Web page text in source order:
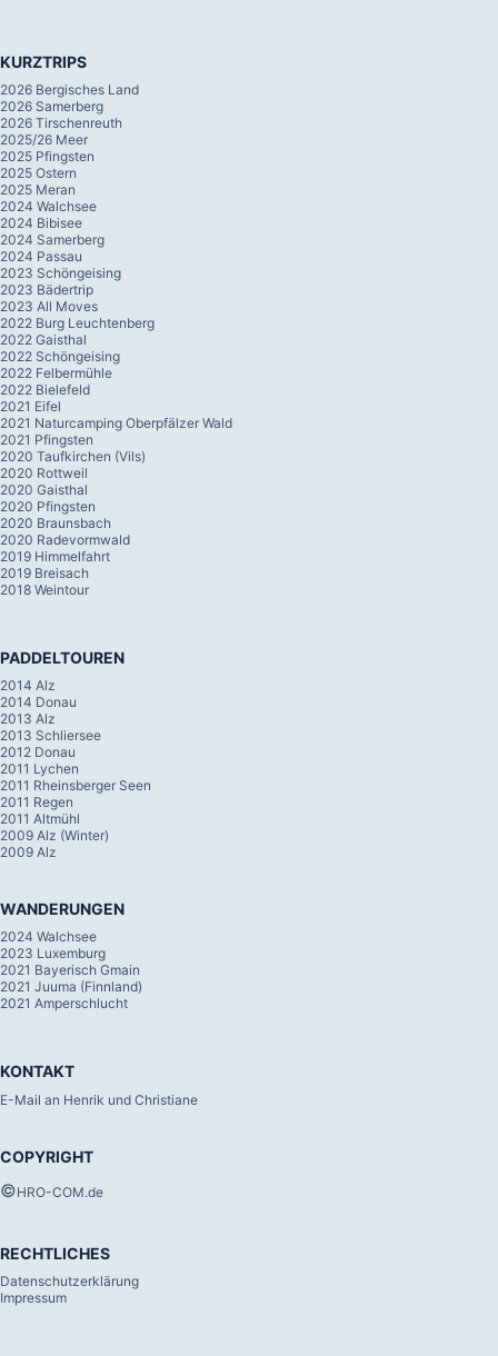
KURZTRIPS
2026 Bergisches Land
2026 Samerberg
2026 Tirschenreuth
2025/26 Meer
2025 Pfingsten
2025 Ostern
2025 Meran
2024 Walchsee
2024 Bibisee
2024 Samerberg
2024 Passau
2023 Schöngeising
2023 Bädertrip
2023 All Moves
2022 Burg Leuchtenberg
2022 Gaisthal
2022 Schöngeising
2022 Felbermühle
2022 Bielefeld
2021 Eifel
2021 Naturcamping Oberpfälzer Wald
2021 Pfingsten
2020 Taufkirchen (Vils)
2020 Rottweil
2020 Gaisthal
2020 Pfingsten
2020 Braunsbach
2020 Radevormwald
2019 Himmelfahrt
2019 Breisach
2018 Weintour
PADDELTOUREN
2014 Alz
2014 Donau
2013 Alz
2013 Schliersee
2012 Donau
2011 Lychen
2011 Rheinsberger Seen
2011 Regen
2011 Altmühl
2009 Alz (Winter)
2009 Alz
WANDERUNGEN
2024 Walchsee
2023 Luxemburg
2021 Bayerisch Gmain
2021 Juuma (Finnland)
2021 Amperschlucht
KONTAKT
E-Mail an Henrik und Christiane
COPYRIGHT
©HRO-COM.de
RECHTLICHES
Datenschutzerklärung
Impressum